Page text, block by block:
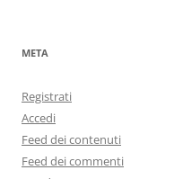
META
Registrati
Accedi
Feed dei contenuti
Feed dei commenti